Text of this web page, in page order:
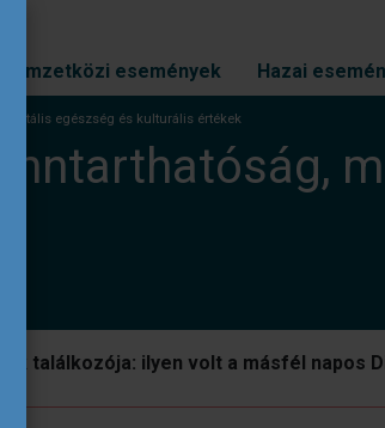
Nemzetközi események Hazai
egészség és kulturális értékek
találkozója: ilyen volt a másfél napos